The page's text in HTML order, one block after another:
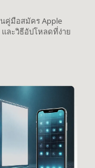
คู่มือสมัคร Apple
และวิธีอัปโหลดที่ง่าย